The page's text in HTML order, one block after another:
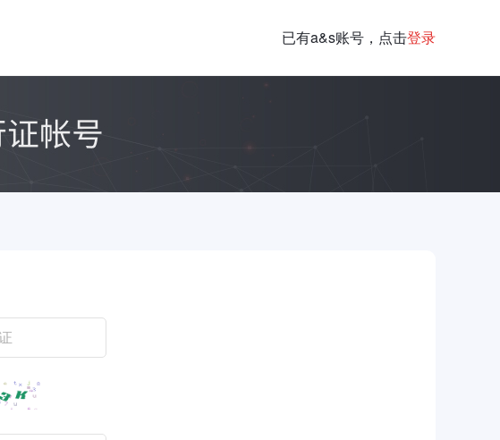
已有a&s账号，点击登录